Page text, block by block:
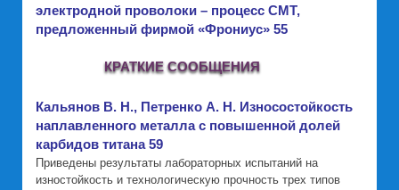
электродной проволоки – процесс СМТ,
предложенный фирмой «Фрониус» 55
КРАТКИЕ СООБЩЕНИЯ
Кальянов В. Н., Петренко А. Н. Износостойкость
наплавленного металла с повышенной долей
карбидов титана 59
Приведены результаты лабораторных испытаний на
изностойкость и технологическую прочность трех типов